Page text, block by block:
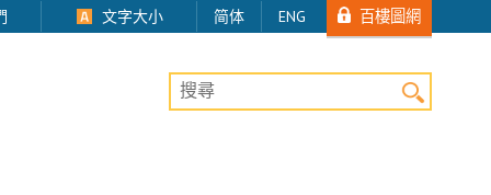
文字大小 简体 ENG 百樓圖網
桌上版網站搜尋